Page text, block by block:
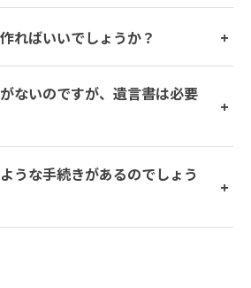
ればいいでしょうか？
ないのですが、遺言書は必要
うな手続きがあるのでしょう